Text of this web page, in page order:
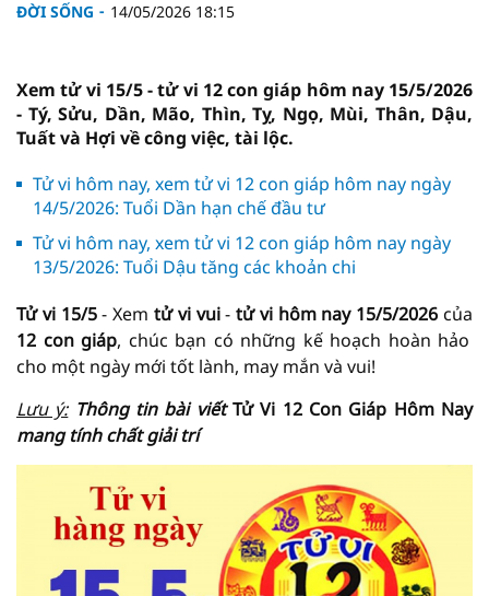
ĐỜI SỐNG 14/05/2026 18:15
Xem tử vi 15/5 - tử vi 12 con giáp hôm nay 15/5/2026
- Tý, Sửu, Dần, Mão, Thìn, Tỵ, Ngọ, Mùi, Thân, Dậu,
Tuất và Hợi về công việc, tài lộc.
Tử vi hôm nay, xem tử vi 12 con giáp hôm nay ngày
14/5/2026: Tuổi Dần hạn chế đầu tư
Tử vi hôm nay, xem tử vi 12 con giáp hôm nay ngày
13/5/2026: Tuổi Dậu tăng các khoản chi
Tử vi 15/5- Xem tử vi vui-tử vi hôm nay 15/5/2026 của
12 con giáp, chúc bạn có những kế hoạch hoàn hảo
cho một ngày mới tốt lành, may mắn và vui!
Lưu ý: Thông tin bài viếtTử Vi 12 Con Giáp Hôm Nay
mang tính chất giải trí